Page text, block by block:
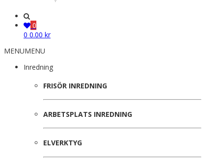
0
0 0.00 kr
MENUMENU
Inredning
FRISÖR INREDNING
ARBETSPLATS INREDNING
ELVERKTYG